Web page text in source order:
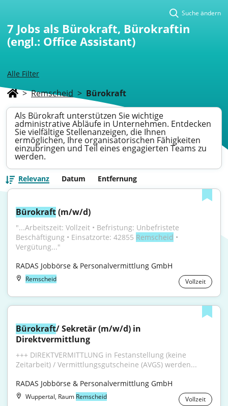
Alle Filter
Suche ändern
7 Jobs als Bürokraft, Bürokraftin
(engl.: Office Assistant)
> Remscheid > Bürokraft
Als Bürokraft unterstützen Sie wichtige
administrative Abläufe in Unternehmen. Entdecken
Sie vielfältige Stellenanzeigen, die Ihnen
ermöglichen, Ihre organisatorischen Fähigkeiten
einzubringen und Teil eines engagierten Teams zu
werden.
Relevanz Datum Entfernung
Bürokraft (m/w/d)
"...Arbeitszeit: Vollzeit • Befristung: Unbefristete
Beschäftigung • Einsatzorte: 42855 Remscheid •
Vergütung..."
RADAS Jobbörse & Personalvermittlung GmbH
Remscheid Vollzeit
Bürokraft/ Sekretär (m/w/d) in
Direktvermittlung
+++ DIREKTVERMITTLUNG in Festanstellung (keine
Zeitarbeit) / Vermittlungsgutscheine (AVGS) werden...
RADAS Jobbörse & Personalvermittlung GmbH
Wuppertal, Raum Remscheid Vollzeit